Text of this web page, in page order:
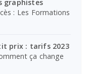
graphistes
: Les Formations
prix : tarifs 2023
ça change